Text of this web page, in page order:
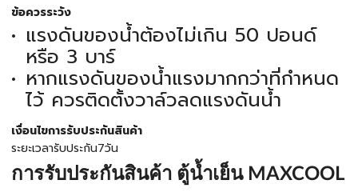
ข้อควรระวัง
แรงดันของน้ำต้องไม่เกิน 50 ปอนด์
หรือ 3 บาร์
หากแรงดันของน้ำแรงมากกว่าที่กำหนด
ไว้ ควรติดตั้งวาล์วลดแรงดันน้ำ
เงื่อนไขการรับประกันสินค้า
ระยะเวลารับประกัน7วัน
การรับประกันสินค้า ตู้น้ำเย็น MAXCOOL